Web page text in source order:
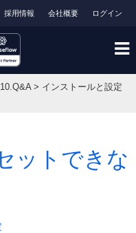
ログイン
会社概要
採用情報
10.Q&A> インストールと設定
ットできな